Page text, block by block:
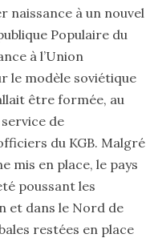
naissance à un nouvel
Populaire du
à l’Union
le modèle soviétique
être formée, au
de
du KGB. Malgré
mis en place, le pays
poussant les
et dans le Nord de
restées en place